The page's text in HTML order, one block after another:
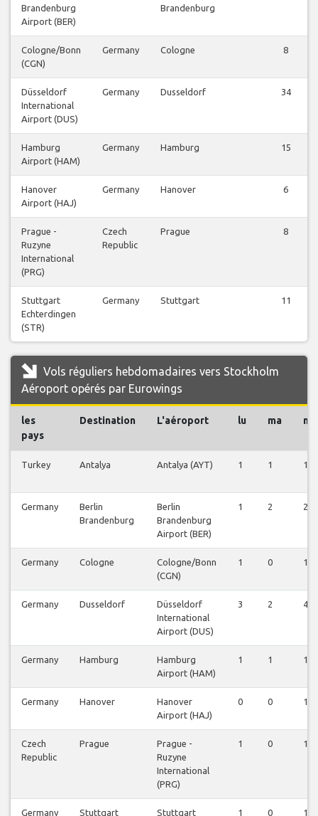
Brandenburg
Airport (BER)
Brandenburg
Cologne/Bonn
(CGN)
Germany Cologne 8
Düsseldorf
International
Airport (DUS)
Germany Dusseldorf 34
Hamburg
Airport (HAM)
Germany Hamburg 15
Hanover
Airport (HAJ)
Germany Hanover 6
Prague -
Ruzyne
International
(PRG)
Czech
Republic
Prague 8
Stuttgart
Echterdingen
(STR)
Germany Stuttgart 11
Vols réguliers hebdomadaires vers Stockholm
Aéroport opérés par Eurowings
les
pays
Destination L'aéroport lu ma me
Turkey Antalya Antalya (AYT) 1 1 1
Germany
Berlin
Brandenburg
Berlin
Brandenburg
Airport (BER)
1 2 2
Germany Cologne
Cologne/Bonn
(CGN)
1 0 1
Germany Dusseldorf
Düsseldorf
International
Airport (DUS)
3 2 4
Germany Hamburg
Hamburg
Airport (HAM)
1 1 1
Germany Hanover
Hanover
Airport (HAJ)
0 0 1
Czech
Republic
Prague
Prague -
Ruzyne
International
(PRG)
1 0 1
Germany Stuttgart
Stuttgart
1 0 1